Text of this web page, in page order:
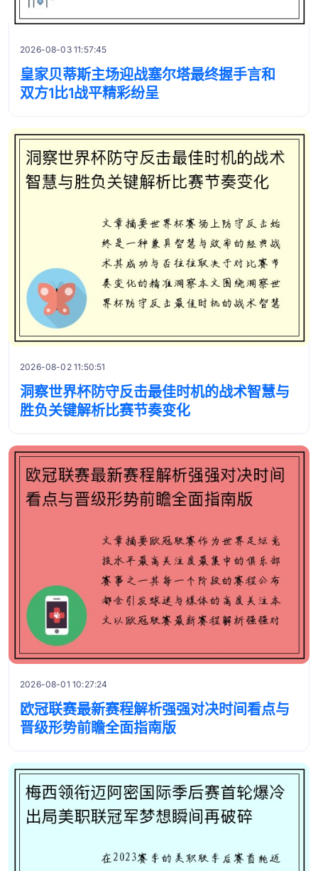
2026-08-03 11:57:45
皇家贝蒂斯主场迎战塞尔塔最终握手言和
双方1比1战平精彩纷呈
2026-08-02 11:50:51
洞察世界杯防守反击最佳时机的战术智慧与
胜负关键解析比赛节奏变化
2026-08-01 10:27:24
欧冠联赛最新赛程解析强强对决时间看点与
晋级形势前瞻全面指南版